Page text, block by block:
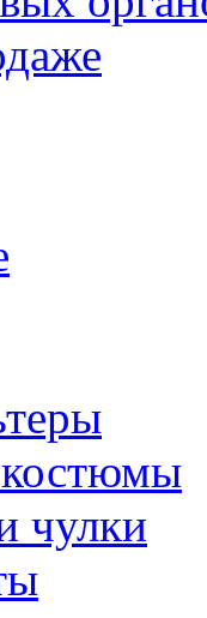
чулки